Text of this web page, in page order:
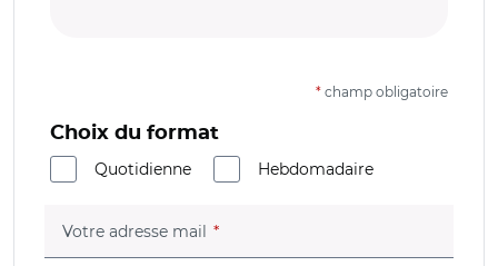
* champ obligatoire
Choix du format
Quotidienne
Hebdomadaire
Votre adresse mail (champ obligatoire)